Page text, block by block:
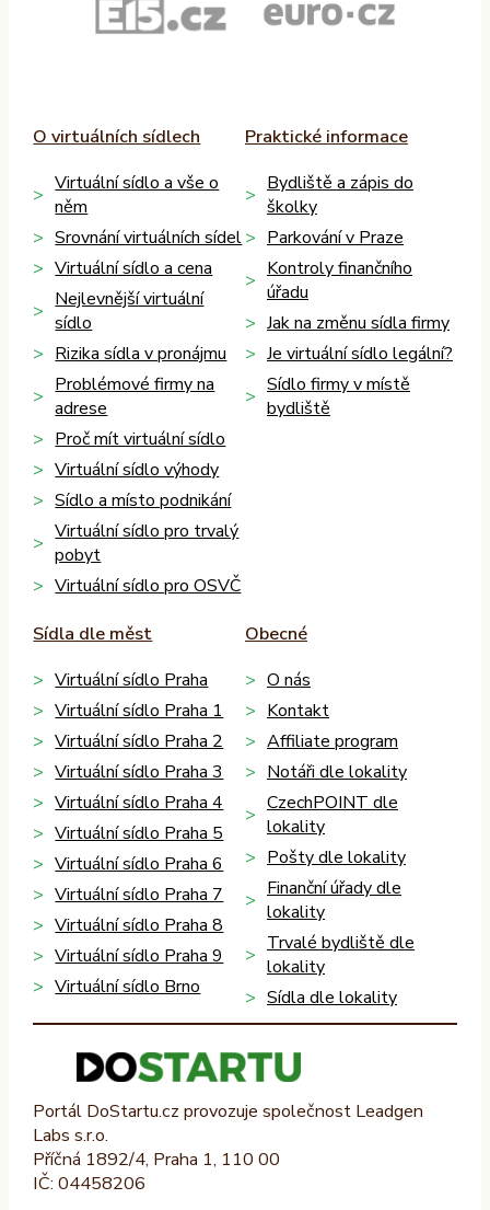
O virtuálních sídlech
Virtuální sídlo a vše o
něm
Srovnání virtuálních sídel
Virtuální sídlo a cena
Nejlevnější virtuální
sídlo
Rizika sídla v pronájmu
Problémové firmy na
adrese
Proč mít virtuální sídlo
Virtuální sídlo výhody
Sídlo a místo podnikání
Virtuální sídlo pro trvalý
pobyt
Virtuální sídlo pro OSVČ
Praktické informace
Bydliště a zápis do
školky
Parkování v Praze
Kontroly finančního
úřadu
Jak na změnu sídla firmy
Je virtuální sídlo legální?
Sídlo firmy v místě
bydliště
Sídla dle měst
Virtuální sídlo Praha
Virtuální sídlo Praha 1
Virtuální sídlo Praha 2
Virtuální sídlo Praha 3
Virtuální sídlo Praha 4
Virtuální sídlo Praha 5
Virtuální sídlo Praha 6
Virtuální sídlo Praha 7
Virtuální sídlo Praha 8
Virtuální sídlo Praha 9
Virtuální sídlo Brno
Obecné
O nás
Kontakt
Affiliate program
Notáři dle lokality
CzechPOINT dle
lokality
Pošty dle lokality
Finanční úřady dle
lokality
Trvalé bydliště dle
lokality
Sídla dle lokality
Portál DoStartu.cz provozuje společnost Leadgen
Labs s.r.o.
Příčná 1892/4, Praha 1, 110 00
IČ: 04458206